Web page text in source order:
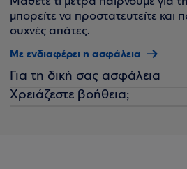
μπορείτε να προστατευτείτε και
συχνές απάτες.
Με ενδιαφέρει η ασφάλεια
Για τη δική σας ασφάλεια
Χρειάζεστε βοήθεια;